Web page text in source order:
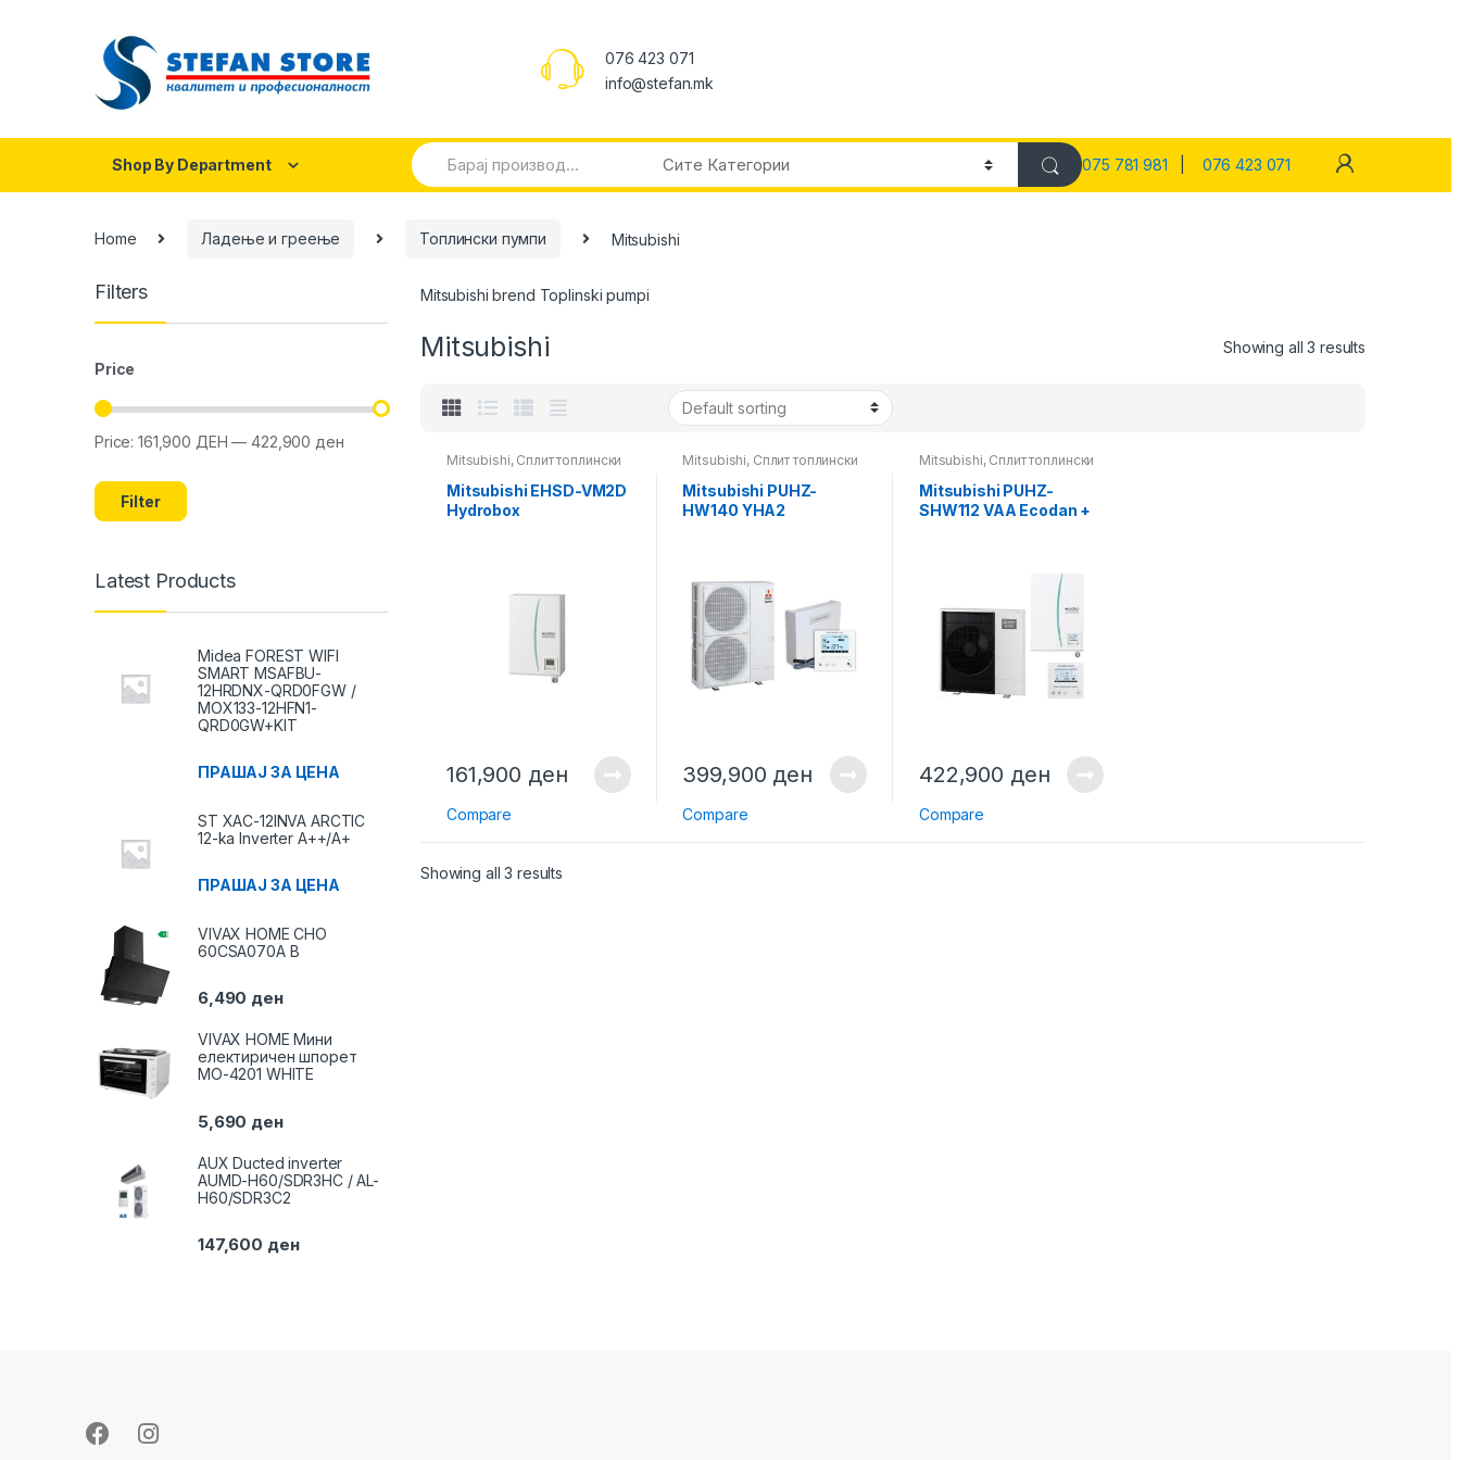
076 423 071
info@stefan.mk
Shop By Department
Search
for:
075 781 981 076 423 071
Home Ладење и греење Топлински пумпи Mitsubishi
Mitsubishi brend Toplinski pumpi
Mitsubishi Showing all 3 results
Mitsubishi, Сплит топлински
Mitsubishi EHSD-VM2D
Hydrobox
161,900 ден
Compare
Mitsubishi, Сплит топлински
Mitsubishi PUHZ-
HW140 YHA2
399,900 ден
Compare
Mitsubishi, Сплит топлински
Mitsubishi PUHZ-
SHW112 VAA Ecodan +
422,900 ден
Compare
Showing all 3 results
Filters
Price
Min
Max
Filter
Price:161,900 ДЕН —422,900 ден
Latest Products
Midea FOREST WIFI
SMART MSAFBU-
12HRDNX-QRD0FGW /
MOX133-12HFN1-
QRD0GW+KIT
ПРАШАЈ ЗА ЦЕНА
ST XAC-12INVA ARCTIC
12-ka Inverter A++/A+
ПРАШАЈ ЗА ЦЕНА
VIVAX HOME CHO
60CSA070A B
6,490 ден
VIVAX HOME Мини
електиричен шпорет
MO-4201 WHITE
5,690 ден
AUX Ducted inverter
AUMD-H60/SDR3HC / AL-
H60/SDR3C2
147,600 ден